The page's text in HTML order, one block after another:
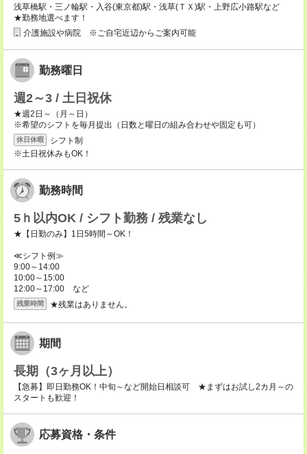
浅草橋駅・三ノ輪駅・入谷(東京都)駅・浅草(ＴＸ)駅・上野広小路駅など
★勤務地選べます！
介護施設や病院 ※ご自宅近辺からご案内可能
勤務曜日
週2～3 / 土日祝休
★週2日～（月～日）
※希望のシフトを毎月提出（日数と曜日の組み合わせや固定も可）
休日休暇
シフト制
※土日祝休みもOK！
勤務時間
5ｈ以内OK / シフト勤務 / 残業なし
★【日勤のみ】1日5時間～OK！
≪シフト例≫
9:00～14:00
10:00～15:00
12:00～17:00 など
残業時間 ★残業はありません。
期間
長期（3ヶ月以上）
【急募】即日勤務OK！中旬～など開始日相談可 ★まずはお試し2カ月～の
スタートも歓迎！
応募資格・条件